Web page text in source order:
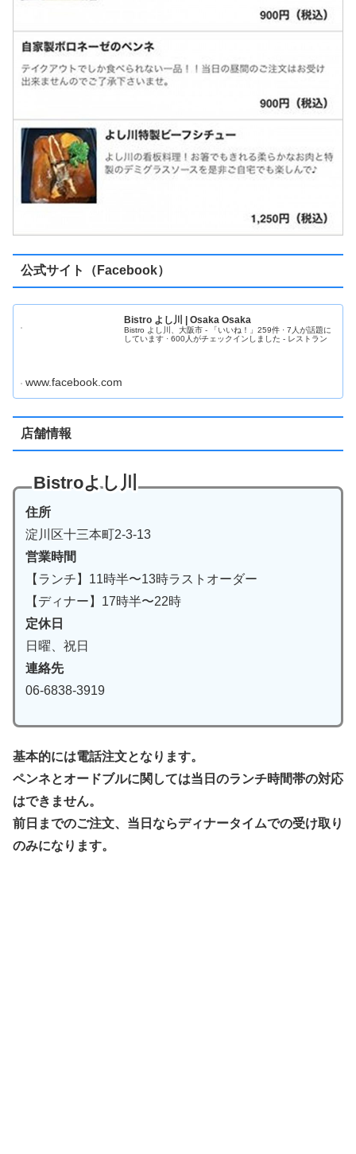
公式サイト（Facebook）
Bistro よし川 | Osaka Osaka
Bistro よし川、大阪市 - 「いいね！」259件 · 7人が話題に
しています · 600人がチェックインしました - レストラン
www.facebook.com
店舗情報
Bistroよし川
住所
淀川区十三本町2-3-13
営業時間
【ランチ】11時半〜13時ラストオーダー
【ディナー】17時半〜22時
定休日
日曜、祝日
連絡先
06-6838-3919
基本的には電話注文となります。
ペンネとオードブルに関しては当日のランチ時間帯の対応
はできません。
前日までのご注文、当日ならディナータイムでの受け取り
のみになります。